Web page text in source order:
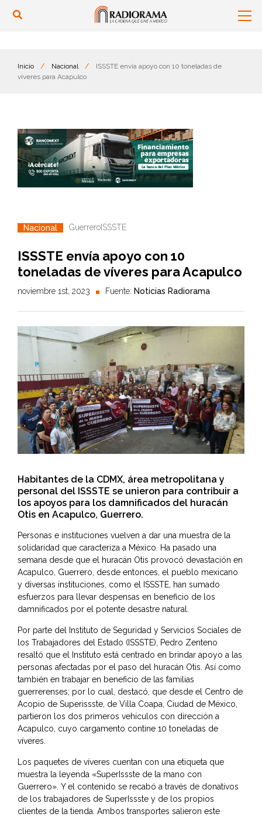
Inicio / Nacional /
ISSSTE envía apoyo con 10 toneladas de
víveres para Acapulco
Nacional Guerrero ISSSTE
ISSSTE envía apoyo con 10
toneladas de víveres para Acapulco
noviembre 1st, 2023 Fuente: Noticias Radiorama
Habitantes de la CDMX, área metropolitana y
personal del ISSSTE se unieron para contribuir a
los apoyos para los damnificados del huracán
Otis en Acapulco, Guerrero.
Personas e instituciones vuelven a dar una muestra de la
solidaridad que caracteriza a México. Ha pasado una
semana desde que el huracán Otis provocó devastación en
Acapulco, Guerrero, desde entonces, el pueblo mexicano
y diversas instituciones, como el ISSSTE, han sumado
esfuerzos para llevar despensas en beneficio de los
damnificados por el potente desastre natural.
Por parte del Instituto de Seguridad y Servicios Sociales de
los Trabajadores del Estado (ISSSTE), Pedro Zenteno
resaltó que el Instituto está centrado en brindar apoyo a las
personas afectadas por el paso del huracán Otis. Así como
también en trabajar en beneficio de las familias
guerrerenses; por lo cual, destacó, que desde el Centro de
Acopio de Superissste, de Villa Coapa, Ciudad de México,
partieron los dos primeros vehículos con dirección a
Acapulco, cuyo cargamento contine 10 toneladas de
víveres.
Los paquetes de víveres cuentan con una etiqueta que
muestra la leyenda «SuperIssste de la mano con
Guerrero». Y el contenido se recabó a través de donativos
de los trabajadores de SuperIssste y de los propios
clientes de la tienda. Ambos transportes salieron este